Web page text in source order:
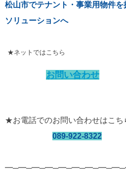
松山市でテナント・事業用物件
ソリューションへ
★ネットではこちら
お問い合わせ
★お電話でのお問い合わせはこち
089-922-8322